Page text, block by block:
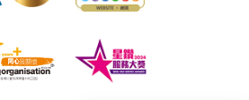
付款方法。如對報名程序有任
課程資料，或聯絡有關課程負責